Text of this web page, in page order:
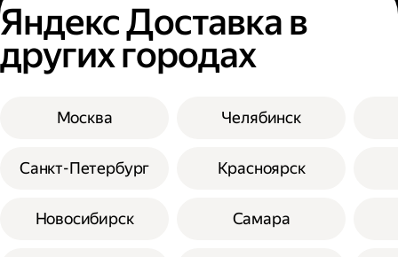
Яндекс Доставка в
других городах
Москва
Санкт-Петербург
Новосибирск
Челябинск
Красноярск
Самара